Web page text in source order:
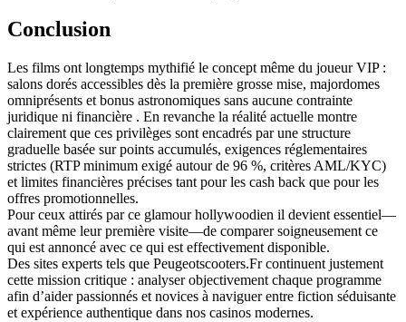
Conclusion
Les films ont longtemps mythifié le concept même du joueur VIP :
salons dorés accessibles dès la première grosse mise, majordomes
omniprésents et bonus astronomiques sans aucune contrainte
juridique ni financière . En revanche la réalité actuelle montre
clairement que ces privilèges sont encadrés par une structure
graduelle basée sur points accumulés, exigences réglementaires
strictes (RTP minimum exigé autour de 96 %, critères AML/KYC)
et limites financières précises tant pour les cash back que pour les
offres promotionnelles.
Pour ceux attirés par ce glamour hollywoodien il devient essentiel—
avant même leur première visite—de comparer soigneusement ce
qui est annoncé avec ce qui est effectivement disponible.
Des sites experts tels que Peugeotscooters.Fr continuent justement
cette mission critique : analyser objectivement chaque programme
afin d’aider passionnés et novices à naviguer entre fiction séduisante
et expérience authentique dans nos casinos modernes.